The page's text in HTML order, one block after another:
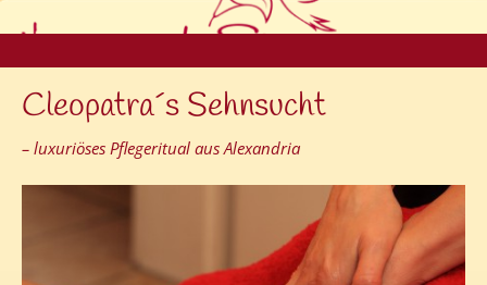
INHALTCleopatra´s Sehnsucht
– luxuriöses Pflegeritual aus Alexandria
▼